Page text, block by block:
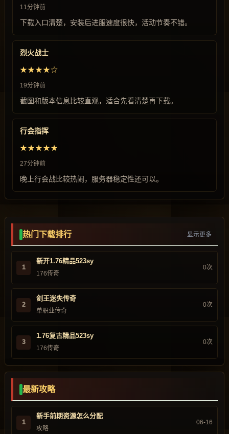
11分钟前
下载入口清楚，安装后进服速度很快，活动节奏不错。
烈火战士
★★★★☆
19分钟前
截图和版本信息比较直观，适合先看清楚再下载。
行会指挥
★★★★★
27分钟前
晚上行会战比较热闹，服务器稳定性还可以。
热门下载排行 显示更多
1
新开1.76精品523sy
176传奇
0次
2
剑王迷失传奇
单职业传奇
0次
3
1.76复古精品523sy
176传奇
0次
最新攻略
1
新手前期资源怎么分配
攻略
06-16